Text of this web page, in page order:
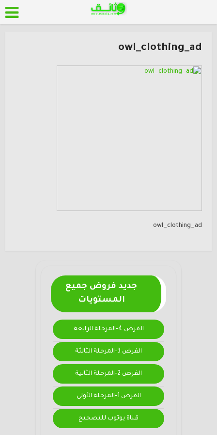
owl_clothing_ad
owl_clothing_ad
جديد فروض جميع
المستويات
الفرض 4-المرحلة الرابعة
الفرض 3-المرحلة الثالثة
الفرض 2-المرحلة الثانية
الفرض 1-المرحلة الأولى
قناة يوتوب للتصحيح